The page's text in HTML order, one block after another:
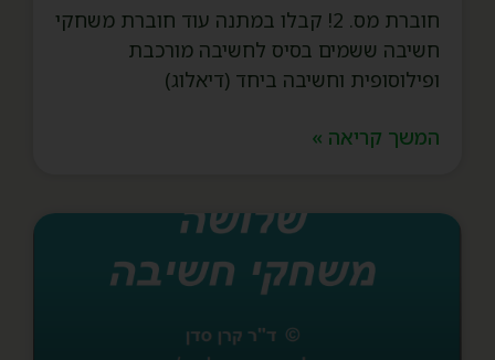
חוברת מס. 2! קבלו במתנה עוד חוברת משחקי
חשיבה ששמים בסיס לחשיבה מורכבת
ופילוסופית וחשיבה ביחד (דיאלוג)
המשך קריאה »